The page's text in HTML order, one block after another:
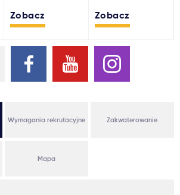
Zobacz Zobacz
Wymagania rekrutacyjne Zakwaterowanie
Mapa